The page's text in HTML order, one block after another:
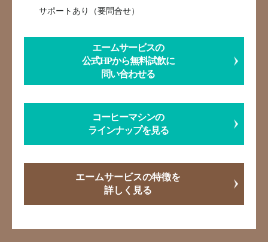
サポートあり（要問合せ）
エームサービスの
公式HPから無料試飲に
問い合わせる
コーヒーマシンの
ラインナップを見る
エームサービスの特徴を
詳しく見る